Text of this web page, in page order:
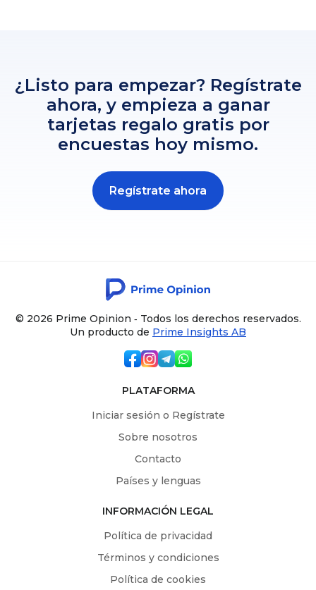
¿Listo para empezar? Regístrate
ahora, y empieza a ganar
tarjetas regalo gratis por
encuestas hoy mismo.
Regístrate ahora
© 2026 Prime Opinion ‐ Todos los derechos reservados.
Un producto de Prime Insights AB
PLATAFORMA
Iniciar sesión o Regístrate
Sobre nosotros
Contacto
Países y lenguas
INFORMACIÓN LEGAL
Política de privacidad
Términos y condiciones
Política de cookies